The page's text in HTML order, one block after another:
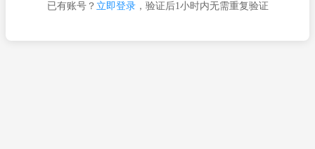
已有账号？ 立即登录，验证后1小时内无需重复验证